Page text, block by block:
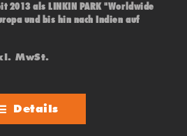
2013 als LINKIN PARK "Worldwide
und bis hin nach Indien auf
mit Power mit Liebe zum
bringen Linkin Park auf dem Punkt
MwSt.
Details